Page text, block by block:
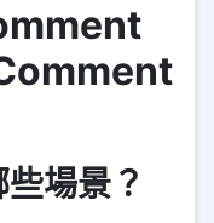
場景？